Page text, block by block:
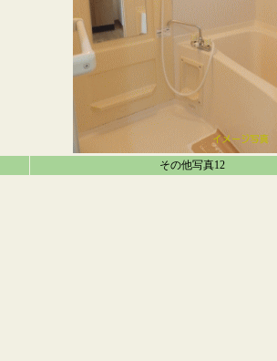
その他写真12